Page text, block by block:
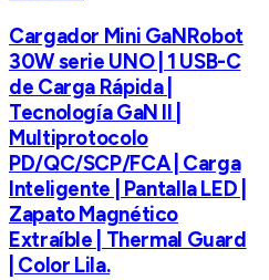
Cargador Mini GaNRobot
30W serie UNO | 1 USB-C
de Carga Rápida |
Tecnología GaN II |
Multiprotocolo
PD/QC/SCP/FCA | Carga
Inteligente | Pantalla LED |
Zapato Magnético
Extraíble | Thermal Guard
| Color Lila.